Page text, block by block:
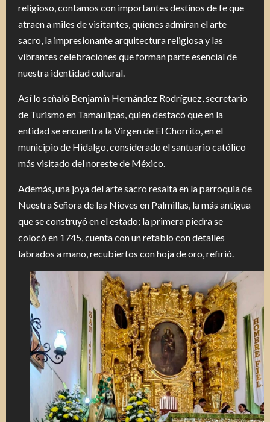
religioso, contamos con importantes destinos de fe que
atraen a miles de visitantes, quienes admiran el arte
sacro, la impresionante arquitectura religiosa y las
vibrantes celebraciones que forman parte esencial de
nuestra identidad cultural.
Así lo señaló Benjamín Hernández Rodríguez, secretario
de Turismo en Tamaulipas, quien destacó que en la
entidad se encuentra la Virgen de El Chorrito, en el
municipio de Hidalgo, considerado el santuario católico
más visitado del noreste de México.
Además, una joya del arte sacro resalta en la parroquia de
Nuestra Señora de las Nieves en Palmillas, la más antigua
que se construyó en el estado; la primera piedra se
colocó en 1745, cuenta con un retablo con detalles
labrados a mano, recubiertos con hoja de oro, refirió.